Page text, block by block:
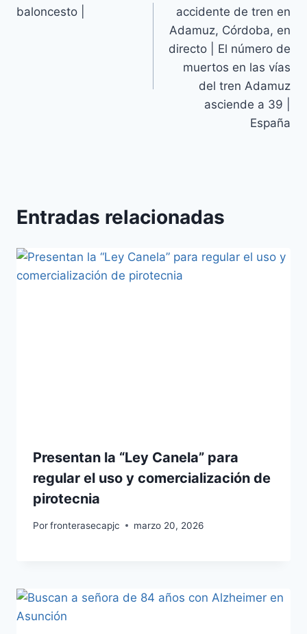
baloncesto |
accidente de tren en
Adamuz, Córdoba, en
directo | El número de
muertos en las vías
del tren Adamuz
asciende a 39 |
España
Entradas relacionadas
Presentan la “Ley Canela” para
regular el uso y comercialización de
pirotecnia
Porfronterasecapjc marzo 20, 2026